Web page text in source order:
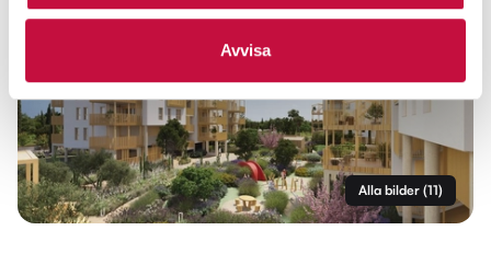
Avvisa
Alla bilder (11)